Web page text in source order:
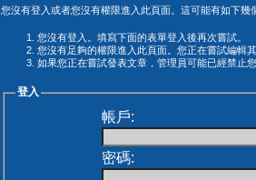
您沒有登入或者您沒有權限進入此頁面。這可能有如下幾
您沒有登入。填寫下面的表單登入後再次嘗試。
您沒有足夠的權限進入此頁面。您正在嘗試編輯
如果您正在嘗試發表文章，管理員可能已經禁止
登入
帳戶:
密碼: